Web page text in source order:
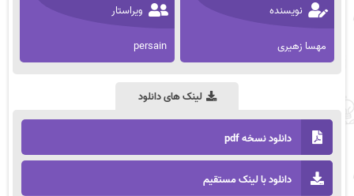
نویسنده
مهسا زهیری
ویراستار
persain
لینک های دانلود
دانلود نسخه pdf
دانلود با لینک مستقیم